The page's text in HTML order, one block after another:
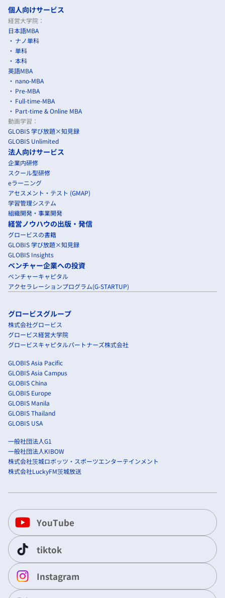
個人向けサービス
経営大学院：
日本語MBA
ナノ単科
単科
本科
英語MBA
nano-MBA
Pre-MBA
Full-time-MBA
Part-time & Online MBA
動画学習：
GLOBIS 学び放題×知見録
GLOBIS Unlimited
法人向けサービス
企業内研修
スクール型研修
eラーニング
アセスメント・テスト (GMAP)
学習管理システム
組織開発・事業開発
経営ノウハウの出版・発信
グロービスの書籍
GLOBIS 学び放題×知見録
GLOBIS Insights
ベンチャー企業への投資
ベンチャーキャピタル
アクセラレーションプログラム(G-STARTUP)
グロービスグループ
株式会社グロービス
グロービス経営大学院
グロービスキャピタルパートナーズ株式会社
GLOBIS Asia Pacific
GLOBIS Asia Campus
GLOBIS China
GLOBIS Europe
GLOBIS Manila
GLOBIS Thailand
GLOBIS USA
一般社団法人G1
一般社団法人KIBOW
株式会社茨城ロボッツ・スポーツエンターテインメント
株式会社LuckyFM茨城放送
YouTube
tiktok
Instagram